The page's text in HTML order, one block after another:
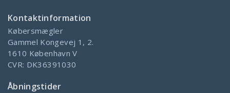
Kontaktinformation
Købersmægler
Gammel Kongevej 1, 2.
1610 København V
CVR: DK36391030
Åbningstider